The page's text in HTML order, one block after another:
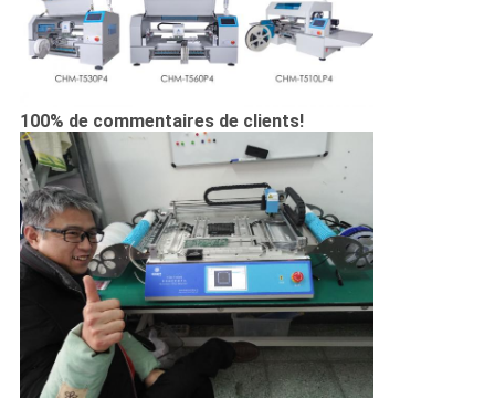
100% de commentaires de clients!